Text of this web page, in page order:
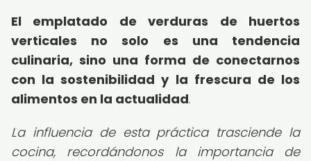
El emplatado de verduras de huertos
verticales no solo es una tendencia
culinaria, sino una forma de conectarnos
con la sostenibilidad y la frescura de los
alimentos en la actualidad.
La influencia de esta práctica trasciende la
cocina, recordándonos la importancia de